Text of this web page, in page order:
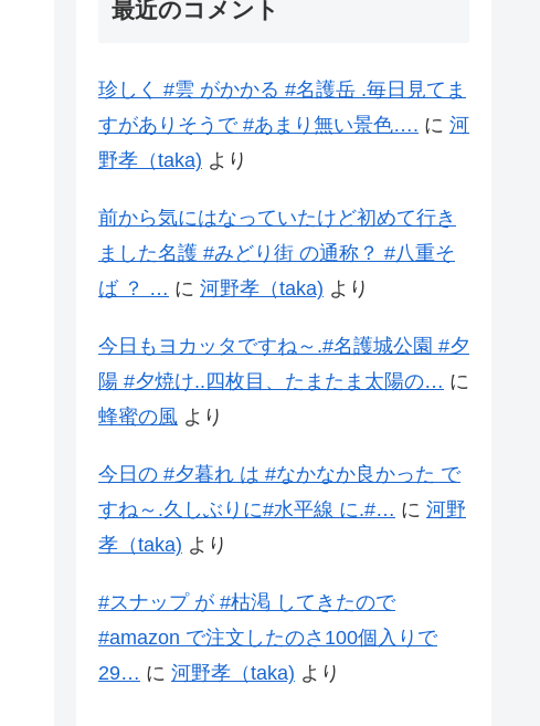
最近のコメント
珍しく #雲 がかかる #名護岳 .毎日見てま
すがありそうで #あまり無い景色…. に 河
野孝（taka) より
前から気にはなっていたけど初めて行き
ました名護 #みどり街 の通称？ #八重そ
ば ？ … に 河野孝（taka) より
今日もヨカッタですね～.#名護城公園 #夕
陽 #夕焼け..四枚目、たまたま太陽の… に
蜂蜜の風 より
今日の #夕暮れ は #なかなか良かった で
すね～.久しぶりに#水平線 に.#… に 河野
孝（taka) より
#スナップ が #枯渇 してきたので
#amazon で注文したのさ100個入りで
29… に 河野孝（taka) より